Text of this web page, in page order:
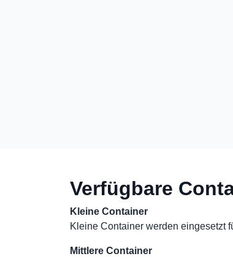
Verfügbare
Kleine Container
Kleine Container werden eingesetzt
Mittlere Container